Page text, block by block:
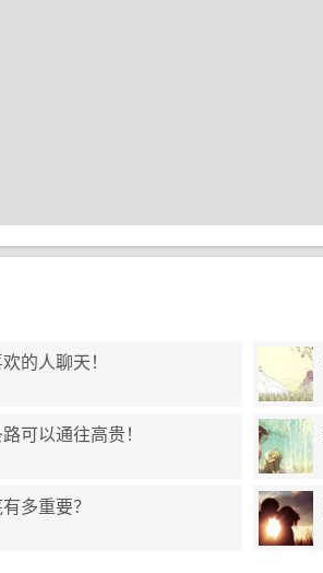
的人聊天！
可以通往高贵！
多重要？